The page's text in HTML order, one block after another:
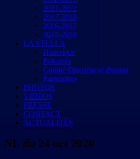
2021-2022
2017-2018
2016-2017
2015-2016
LA STELLA
Historique
Palmarès
Comité Directeur et Bureau
Partenaires
PHOTOS
VIDEOS
PRESSE
CONTACT
ACTUALITÉS
NL du 24 oct 2020